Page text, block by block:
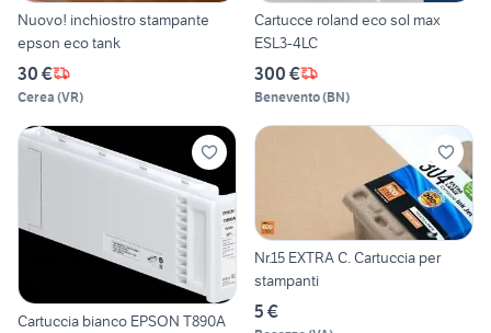
Nuovo! inchiostro stampante
epson eco tank
30 €
Cerea (VR)
Cartucce roland eco sol max
ESL3-4LC
300 €
Benevento(BN)
Cartuccia bianco EPSON T890A
Nr.15 EXTRA C. Cartuccia per
stampanti
5 €